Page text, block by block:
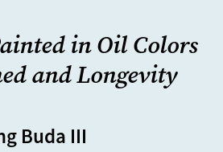
in Oil Colors
and Longevity
Buda III